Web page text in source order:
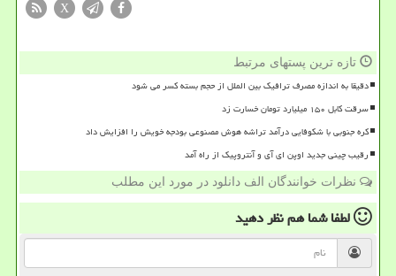
X
تازه ترین پستهای مرتبط
دقیقا به اندازه مصرف ترافیک بین الملل از حجم بسته کسر می شود
سرقت کابل ۱۵۰ میلیارد تومان خسارت زد
کره جنوبی با شکوفایی درآمد تراشه هوش مصنوعی بودجه خویش را افزایش داد
رقیب چینی جدید اوپن ای آی و آنتروپیک از راه آمد
نظرات خوانندگان الف دانلود در مورد این مطلب
لطفا شما همنظر دهید